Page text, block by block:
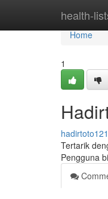
health-
Home
Home
1
Tertarik
Pengguna